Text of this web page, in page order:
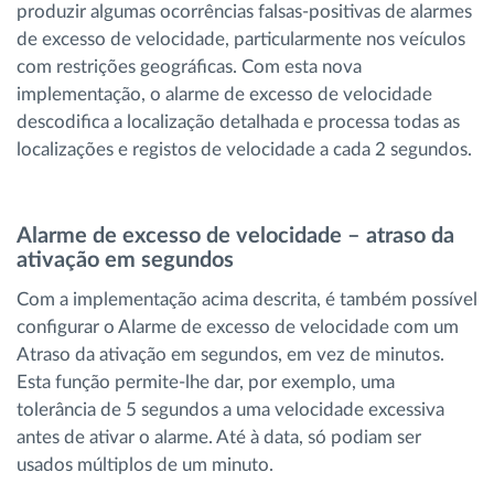
produzir algumas ocorrências falsas-positivas de alarmes
de excesso de velocidade, particularmente nos veículos
com restrições geográficas. Com esta nova
implementação, o alarme de excesso de velocidade
descodifica a localização detalhada e processa todas as
localizações e registos de velocidade a cada 2 segundos.
Alarme de excesso de velocidade – atraso da
ativação em segundos
Com a implementação acima descrita, é também possível
configurar o Alarme de excesso de velocidade com um
Atraso da ativação em segundos, em vez de minutos.
Esta função permite-lhe dar, por exemplo, uma
tolerância de 5 segundos a uma velocidade excessiva
antes de ativar o alarme. Até à data, só podiam ser
usados múltiplos de um minuto.